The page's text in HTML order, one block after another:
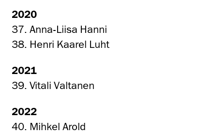
2020
37. Anna-Liisa Hanni
38. Henri Kaarel Luht
2021
39. Vitali Valtanen
2022
40. Mihkel Arold